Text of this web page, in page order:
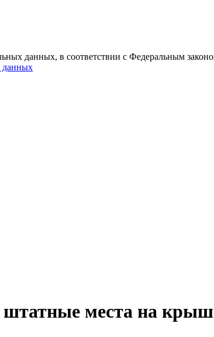
данных, в соответствии с Федеральным
данных
места на